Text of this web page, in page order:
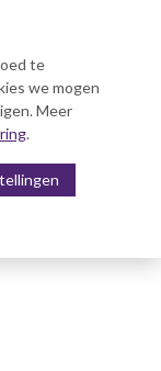
2025
Bouw &
te
we mogen
Meer
.